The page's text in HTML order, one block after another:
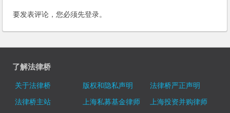
要发表评论，您必须先登录。
了解法律桥
关于法律桥 版权和隐私声明
法律桥严正声明
法律桥主站
上海私募基金律师
上海投资并购律师